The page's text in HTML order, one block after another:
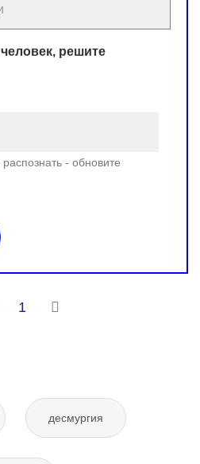
решите
- обновите
1
десмургия